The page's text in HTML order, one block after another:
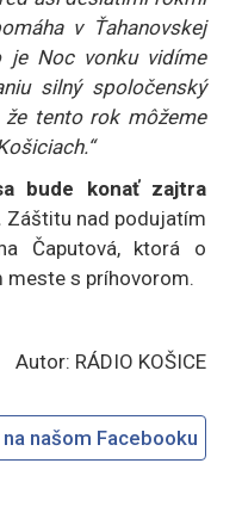
v Ťahanovskej
je Noc vonku vidíme
silný spoločenský
tento rok môžeme
bude konať zajtra
Záštitu nad podujatím
Čaputová, ktorá o
meste s príhovorom.
Autor: RÁDIO KOŠICE
našom Facebooku